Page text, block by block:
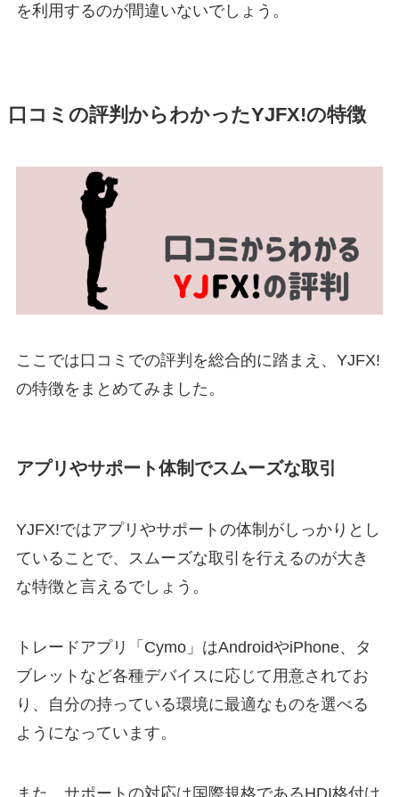
を利用するのが間違いないでしょう。
口コミの評判からわかったYJFX!の特徴
ここでは口コミでの評判を総合的に踏まえ、YJFX!
の特徴をまとめてみました。
アプリやサポート体制でスムーズな取引
YJFX!ではアプリやサポートの体制がしっかりとし
ていることで、スムーズな取引を行えるのが大き
な特徴と言えるでしょう。
トレードアプリ「Cymo」はAndroidやiPhone、タ
ブレットなど各種デバイスに応じて用意されてお
り、自分の持っている環境に最適なものを選べる
ようになっています。
また、サポートの対応は国際規格であるHDI格付け